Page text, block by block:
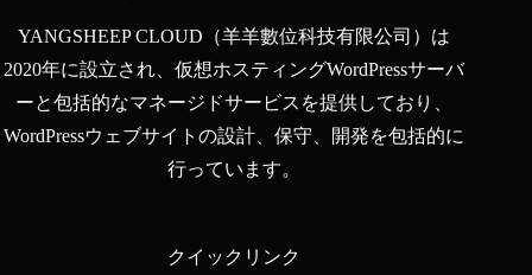
YANGSHEEP CLOUD（羊羊數位科技有限公司）は
2020年に設立され、仮想ホスティングWordPressサーバ
ーと包括的なマネージドサービスを提供しており、
WordPressウェブサイトの設計、保守、開発を包括的に
行っています。
クイックリンク